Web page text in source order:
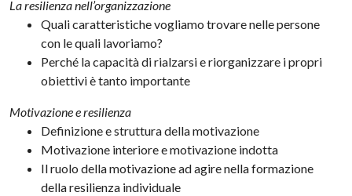
La resilienza nell’organizzazione
Quali caratteristiche vogliamo trovare nelle persone
con le quali lavoriamo?
Perché la capacità di rialzarsi e riorganizzare i propri
obiettivi è tanto importante
Motivazione e resilienza
Definizione e struttura della motivazione
Motivazione interiore e motivazione indotta
Il ruolo della motivazione ad agire nella formazione
della resilienza individuale